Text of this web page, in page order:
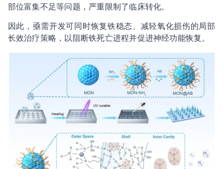
部位富集不足等问题，严重限制了临床转化。
因此，亟需开发可同时恢复铁稳态、减轻氧化损伤的局部
长效治疗策略，以阻断铁死亡进程并促进神经功能恢复。